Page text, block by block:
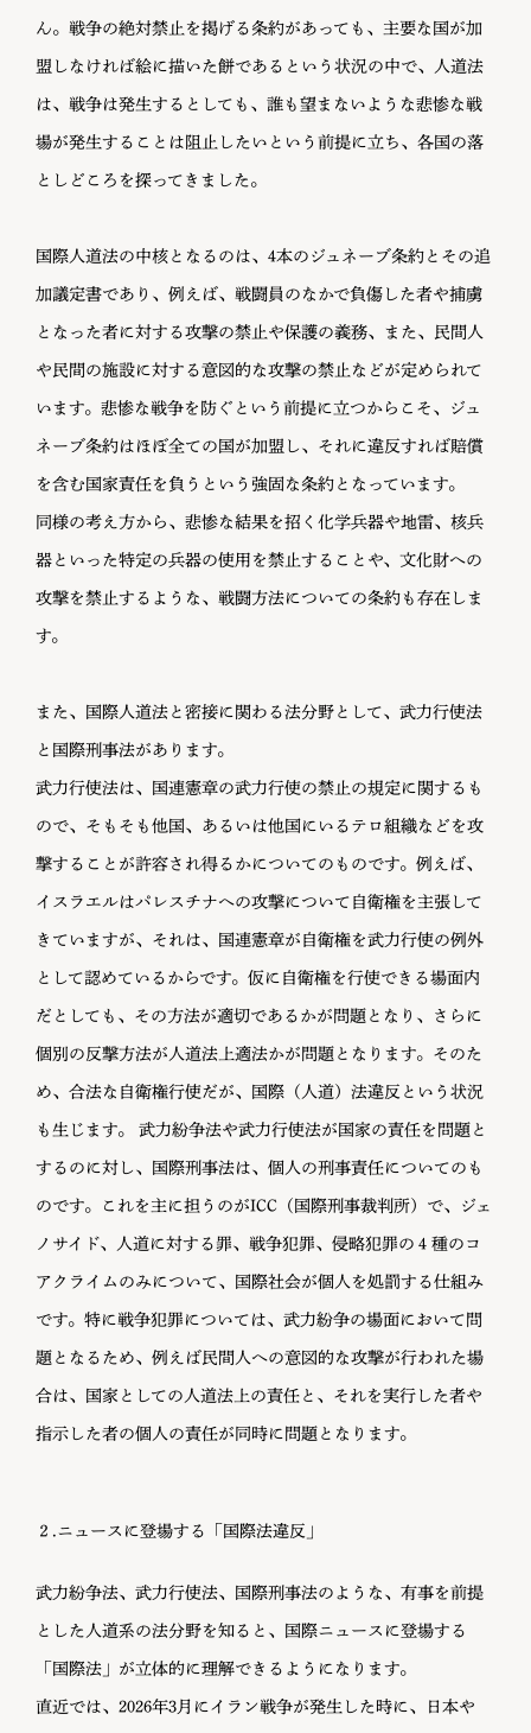
ん。戦争の絶対禁止を掲げる条約があっても、主要な国が加
盟しなければ絵に描いた餅であるという状況の中で、人道法
は、戦争は発生するとしても、誰も望まないような悲惨な戦
場が発生することは阻止したいという前提に立ち、各国の落
としどころを探ってきました。
国際人道法の中核となるのは、4本のジュネーブ条約とその追
加議定書であり、例えば、戦闘員のなかで負傷した者や捕虜
となった者に対する攻撃の禁止や保護の義務、また、民間人
や民間の施設に対する意図的な攻撃の禁止などが定められて
います。悲惨な戦争を防ぐという前提に立つからこそ、ジュ
ネーブ条約はほぼ全ての国が加盟し、それに違反すれば賠償
を含む国家責任を負うという強固な条約となっています。
同様の考え方から、悲惨な結果を招く化学兵器や地雷、核兵
器といった特定の兵器の使用を禁止することや、文化財への
攻撃を禁止するような、戦闘方法についての条約も存在しま
す。
また、国際人道法と密接に関わる法分野として、武力行使法
と国際刑事法があります。
武力行使法は、国連憲章の武力行使の禁止の規定に関するも
ので、そもそも他国、あるいは他国にいるテロ組織などを攻
撃することが許容され得るかについてのものです。例えば、
イスラエルはパレスチナへの攻撃について自衛権を主張して
きていますが、それは、国連憲章が自衛権を武力行使の例外
として認めているからです。仮に自衛権を行使できる場面内
だとしても、その方法が適切であるかが問題となり、さらに
個別の反撃方法が人道法上適法かが問題となります。そのた
め、合法な自衛権行使だが、国際（人道）法違反という状況
も生じます。 武力紛争法や武力行使法が国家の責任を問題と
するのに対し、国際刑事法は、個人の刑事責任についてのも
のです。これを主に担うのがICC（国際刑事裁判所）で、ジェ
ノサイド、人道に対する罪、戦争犯罪、侵略犯罪の４種のコ
アクライムのみについて、国際社会が個人を処罰する仕組み
です。特に戦争犯罪については、武力紛争の場面において問
題となるため、例えば民間人への意図的な攻撃が行われた場
合は、国家としての人道法上の責任と、それを実行した者や
指示した者の個人の責任が同時に問題となります。
２.ニュースに登場する「国際法違反」
武力紛争法、武力行使法、国際刑事法のような、有事を前提
とした人道系の法分野を知ると、国際ニュースに登場する
「国際法」が立体的に理解できるようになります。
直近では、2026年3月にイラン戦争が発生した時に、日本や